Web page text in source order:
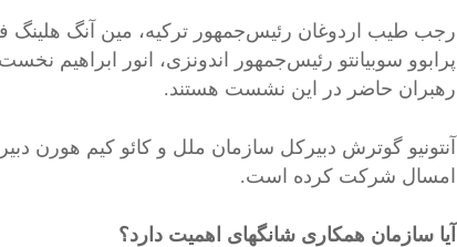
رجب طیب اردوغان رئیس‌جمهور ترکیه، مین آنگ هلینگ
پرابوو سوبیانتو رئیس‌جمهور اندونزی، انور ابراهیم
رهبران حاضر در این نشست هستند.
آنتونیو گوترش دبیرکل سازمان ملل و کائو کیم
امسال شرکت کرده است.
آیا سازمان همکاری شانگهای اهمیت دارد؟